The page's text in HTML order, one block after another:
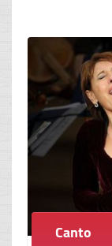
Canto